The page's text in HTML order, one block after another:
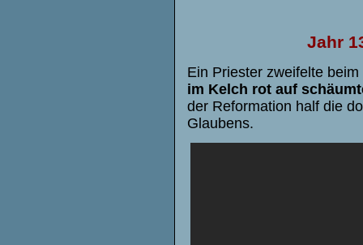
Jahr
Ein Priester zweifelte
im Kelch rot auf
der Reformation half die
Glaubens.